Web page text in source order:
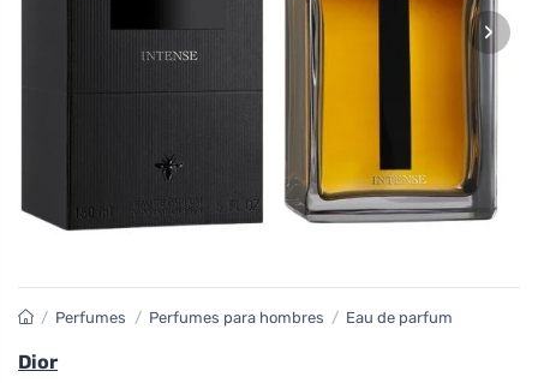
›
/ Perfumes / Perfumes para hombres / Eau de parfum
Dior